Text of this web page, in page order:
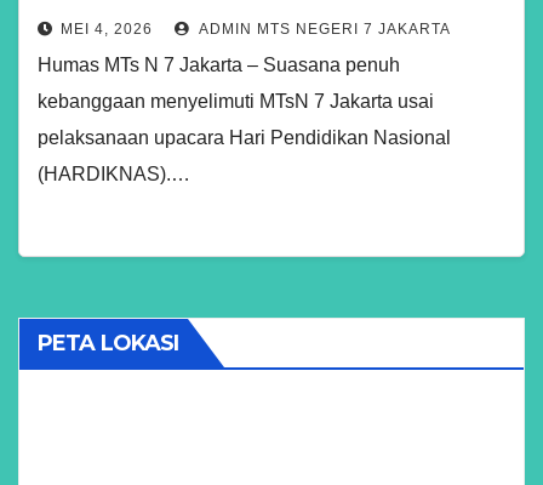
MEI 4, 2026 ADMIN MTS NEGERI 7 JAKARTA
Humas MTs N 7 Jakarta – Suasana penuh
kebanggaan menyelimuti MTsN 7 Jakarta usai
pelaksanaan upacara Hari Pendidikan Nasional
(HARDIKNAS).…
PETA LOKASI